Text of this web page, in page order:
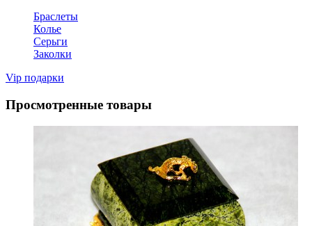
Браслеты
Колье
Серьги
Заколки
Vip подарки
Просмотренные товары